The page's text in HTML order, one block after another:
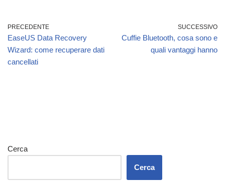
PRECEDENTE
EaseUS Data Recovery
Wizard: come recuperare dati
cancellati
SUCCESSIVO
Cuffie Bluetooth, cosa sono e
quali vantaggi hanno
Cerca
Cerca